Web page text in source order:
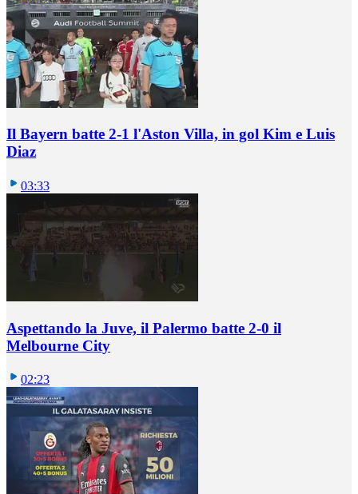
Il Bayern batte 2-1 l'Aston Villa, in gol Kim e Luis
Diaz
03:33
Aspettando la Juve, il Palermo batte 2-0 il
Melbourne City
02:23